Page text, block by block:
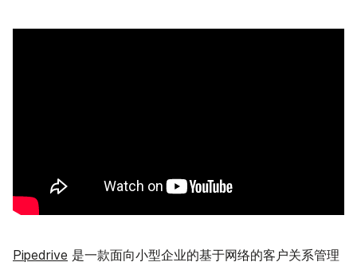
Pipedrive 是一款面向小型企业的基于网络的客户关系管理